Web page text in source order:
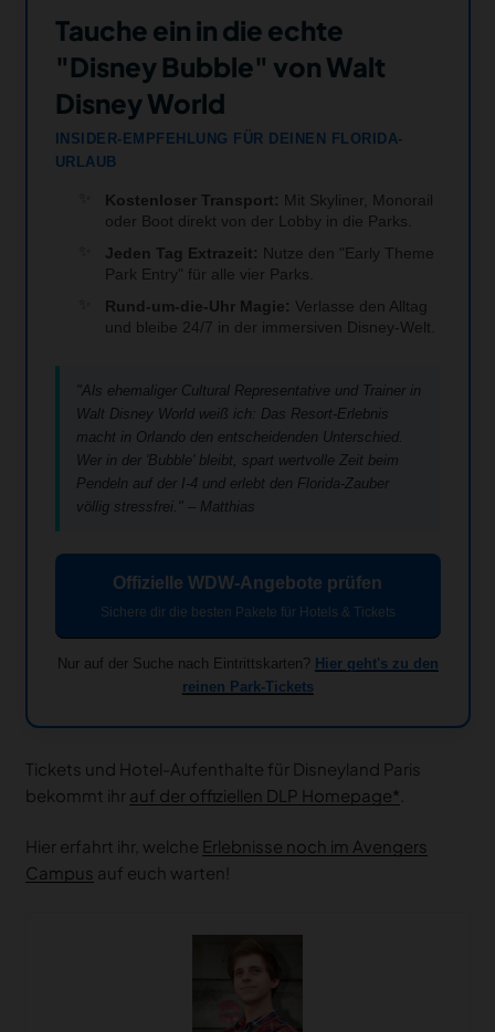
Tauche ein in die echte
"Disney Bubble" von Walt
Disney World
INSIDER-EMPFEHLUNG FÜR DEINEN FLORIDA-
URLAUB
Kostenloser Transport: Mit Skyliner, Monorail
oder Boot direkt von der Lobby in die Parks.
Jeden Tag Extrazeit: Nutze den "Early Theme
Park Entry" für alle vier Parks.
Rund-um-die-Uhr Magie: Verlasse den Alltag
und bleibe 24/7 in der immersiven Disney-Welt.
"Als ehemaliger Cultural Representative und Trainer in
Walt Disney World weiß ich: Das Resort-Erlebnis
macht in Orlando den entscheidenden Unterschied.
Wer in der 'Bubble' bleibt, spart wertvolle Zeit beim
Pendeln auf der I-4 und erlebt den Florida-Zauber
völlig stressfrei." – Matthias
Offizielle WDW-Angebote prüfen
Sichere dir die besten Pakete für Hotels & Tickets
Nur auf der Suche nach Eintrittskarten? Hier geht's zu den
reinen Park-Tickets
Tickets und Hotel-Aufenthalte für Disneyland Paris
bekommt ihr auf der offiziellen DLP Homepage
Hier erfahrt ihr, welche Erlebnisse noch im Avengers
Campus auf euch warten!